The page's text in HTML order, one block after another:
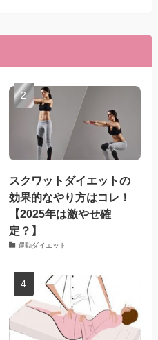
スクワットダイエットの
効果的なやり方はコレ！
【2025年は激やせ確
定？】
運動ダイエット